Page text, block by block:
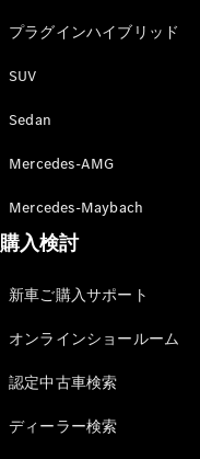
プラグインハイブリッド
SUV
Sedan
Mercedes-AMG
Mercedes-Maybach
購入検討
新車ご購入サポート
オンラインショールーム
認定中古車検索
ディーラー検索